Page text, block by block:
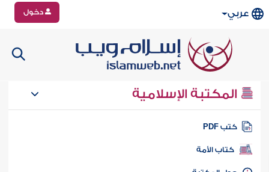
عربي دخول
المكتبة الإسلامية
كتب PDF